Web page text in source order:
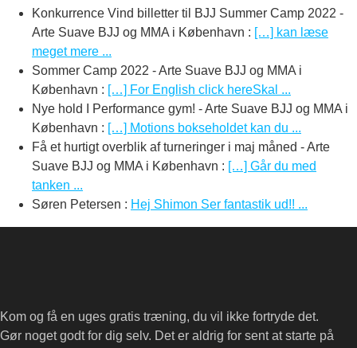
Konkurrence Vind billetter til BJJ Summer Camp 2022 -
Arte Suave BJJ og MMA i København : […] kan læse
meget mere ...
Sommer Camp 2022 - Arte Suave BJJ og MMA i
København : […] For English click hereSkal ...
Nye hold I Performance gym! - Arte Suave BJJ og MMA i
København : […] Motions bokseholdet kan du ...
Få et hurtigt overblik af turneringer i maj måned - Arte
Suave BJJ og MMA i København : […] Går du med
tanken ...
Søren Petersen : Hej Shimon Ser fantastik ud!! ...
Kom og få en uges gratis træning, du vil ikke fortryde det.
Gør noget godt for dig selv. Det er aldrig for sent at starte på